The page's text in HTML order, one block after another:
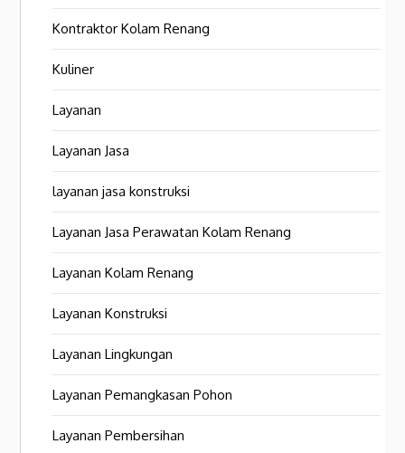
Kontraktor Kolam Renang
Kuliner
Layanan
Layanan Jasa
layanan jasa konstruksi
Layanan Jasa Perawatan Kolam Renang
Layanan Kolam Renang
Layanan Konstruksi
Layanan Lingkungan
Layanan Pemangkasan Pohon
Layanan Pembersihan